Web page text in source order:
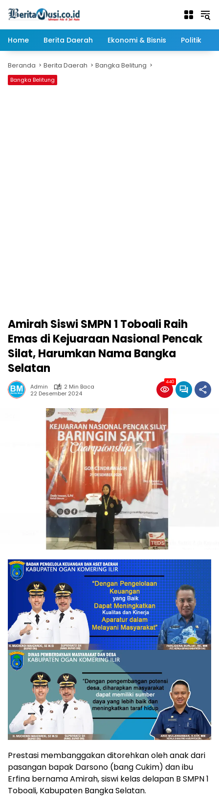
Home
Berita Daerah Ekonomi & Bisnis Politik
Beranda Berita Daerah Bangka Belitung
Bangka Belitung
Amirah Siswi SMPN 1 Toboali Raih
Emas di Kejuaraan Nasional Pencak
Silat, Harumkan Nama Bangka
Selatan
Admin
2 Min Baca
22 Desember 2024
440
Prestasi membanggakan ditorehkan oleh anak dari
pasangan bapak Darsono (bang Cukim) dan ibu
Erfina bernama Amirah, siswi kelas delapan B SMPN 1
Toboali, Kabupaten Bangka Selatan.